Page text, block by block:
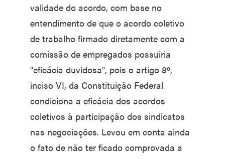
validade do acordo, com base no
entendimento de que o acordo coletivo
de trabalho firmado diretamente com a
comissão de empregados possuiria
"eficácia duvidosa", pois o artigo 8º,
inciso VI, da Constituição Federal
condiciona a eficácia dos acordos
coletivos à participação dos sindicatos
nas negociações. Levou em conta ainda
o fato de não ter ficado comprovada a